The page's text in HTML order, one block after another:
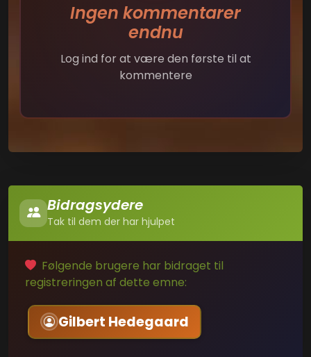
Ingen kommentarer
endnu
Log ind for at være den første til at
kommentere
Bidragsydere
Tak til dem der har hjulpet
Følgende brugere har bidraget til
registreringen af dette emne:
Gilbert Hedegaard